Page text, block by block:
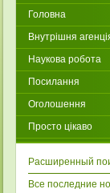
Головна
Внутрішня
Наукова робота
Посилання
Оголошення
Просто цікаво
Расширенный
Все последние